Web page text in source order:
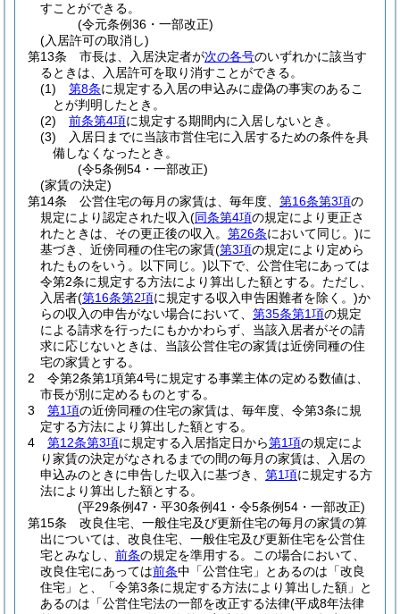
すことができる。
(令元条例36・一部改正)
(入居許可の取消し)
第13条
市長は、入居決定者が次の各号のいずれかに該当す
るときは、入居許可を取り消すことができる。
(1)
第8条に規定する入居の申込みに虚偽の事実のあるこ
とが判明したとき。
(2)
前条第4項に規定する期間内に入居しないとき。
(3)
入居日までに当該市営住宅に入居するための条件を具
備しなくなったとき。
(令5条例54・一部改正)
(家賃の決定)
第14条
公営住宅の毎月の家賃は、毎年度、 第16条第3項の
規定により認定された収入(同条第4項の規定により更正さ
れたときは、その更正後の収入。 第26条において同じ。)に
基づき、近傍同種の住宅の家賃(第3項の規定により定めら
れたものをいう。以下同じ。)以下で、公営住宅にあっては
令第2条に規定する方法により算出した額とする。 ただし、
入居者(第16条第2項に規定する収入申告困難者を除く。)か
らの収入の申告がない場合において、 第35条第1項の規定
による請求を行ったにもかかわらず、当該入居者がその請
求に応じないときは、当該公営住宅の家賃は近傍同種の住
宅の家賃とする。
2
令第2条第1項第4号に規定する事業主体の定める数値は、
市長が別に定めるものとする。
3
第1項の近傍同種の住宅の家賃は、毎年度、令第3条に規
定する方法により算出した額とする。
4
第12条第3項に規定する入居指定日から第1項の規定によ
り家賃の決定がなされるまでの間の毎月の家賃は、入居の
申込みのときに申告した収入に基づき、 第1項に規定する方
法により算出した額とする。
(平29条例47・平30条例41・令5条例54・一部改正)
第15条
改良住宅、一般住宅及び更新住宅の毎月の家賃の算
出については、改良住宅、一般住宅及び更新住宅を公営住
宅とみなし、 前条の規定を準用する。
この場合において、
改良住宅にあっては前条中「公営住宅」とあるのは「改良
住宅」と、「令第3条に規定する方法により算出した額」と
あるのは「公営住宅法の一部を改正する法律(平成8年法律